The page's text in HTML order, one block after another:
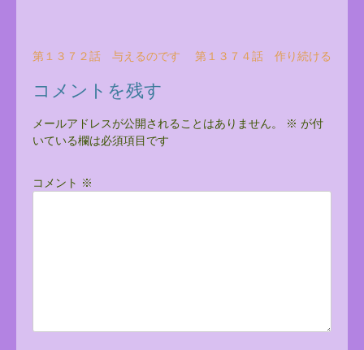
投
稿
ナ
ビ
ゲ
ー
シ
第１３７２話 与えるのです 第１３７４話 作り続ける
コメントを残す
メールアドレスが公開されることはありません。 ※ が付
いている欄は必須項目です
コメント ※